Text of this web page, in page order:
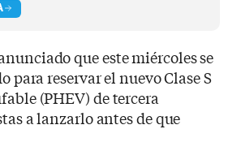
que este miércoles se
para reservar el nuevo Clase S
(PHEV) de tercera
a lanzarlo antes de que